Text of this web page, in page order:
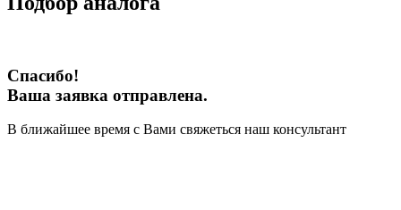
Спасибо!
Ваша заявка отправлена.
В ближайшее время с Вами свяжеться наш консультант